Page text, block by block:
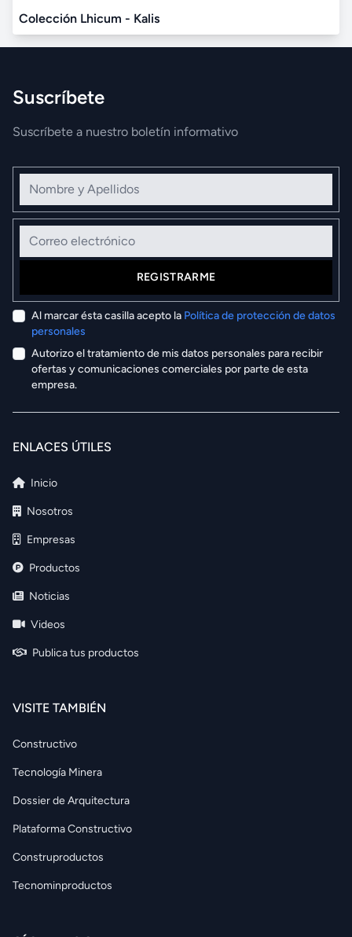
Colección Lhicum - Kalis
Suscríbete
Suscríbete a nuestro boletín informativo
Nombre y Apellidos
Correo electrónico
REGISTRARME
Al marcar ésta casilla acepto la Política de protección de datos
personales
Autorizo el tratamiento de mis datos personales para recibir
ofertas y comunicaciones comerciales por parte de esta
empresa.
ENLACES ÚTILES
Inicio
Nosotros
Empresas
Productos
Noticias
Videos
Publica tus productos
VISITE TAMBIÉN
Constructivo
Tecnología Minera
Dossier de Arquitectura
Plataforma Constructivo
Construproductos
Tecnominproductos